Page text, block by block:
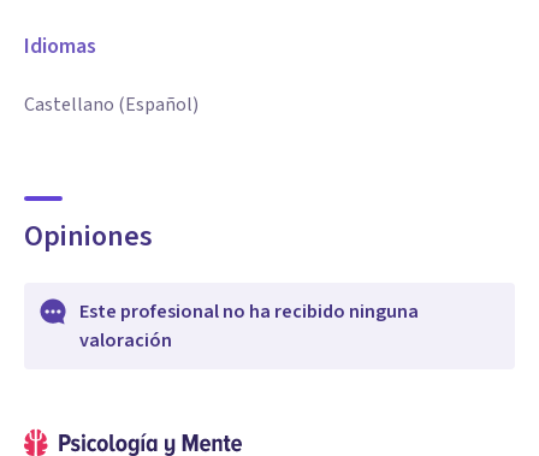
Idiomas
Castellano (Español)
Opiniones
Este profesional no ha recibido ninguna
valoración